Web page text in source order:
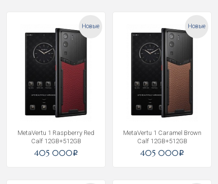
Новые
MetaVertu 1 Raspberry Red
Calf 12GB+512GB
405 000i
Новые
MetaVertu 1 Caramel Brown
Calf 12GB+512GB
405 000i